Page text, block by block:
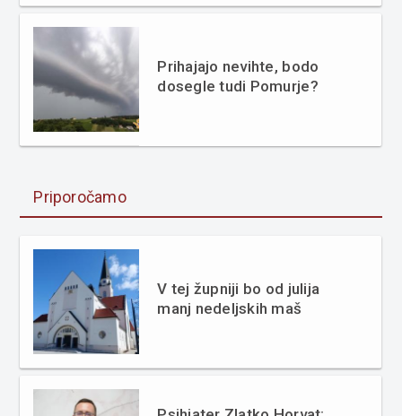
Prihajajo nevihte, bodo
dosegle tudi Pomurje?
Priporočamo
V tej župniji bo od julija
manj nedeljskih maš